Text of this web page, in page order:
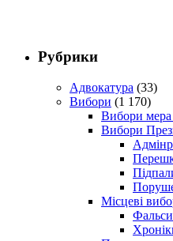
Рубрики
Адвокатура (33)
Вибори (1 170)
Вибори
Вибори
Місцеві